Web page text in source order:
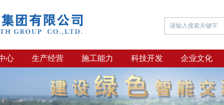
心 生产经营 施工能力 科技开发 企业文化